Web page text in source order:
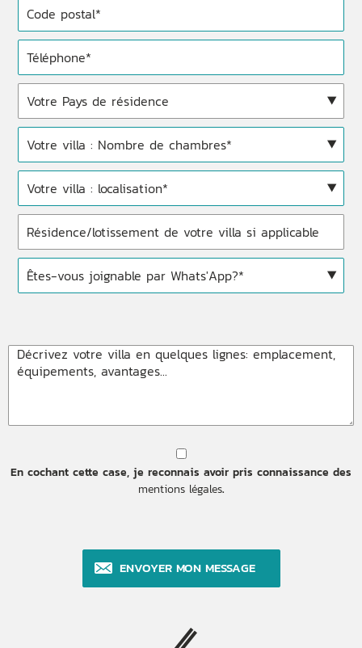
En cochant cette case, je reconnais avoir pris connaissance des
mentions légales.